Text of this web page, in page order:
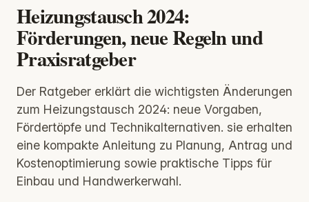
Heizungstausch 2024:
Förderungen, neue Regeln und
Praxisratgeber
Der Ratgeber erklärt die wichtigsten Änderungen
zum Heizungstausch 2024: neue Vorgaben,
Fördertöpfe und Technikalternativen. sie erhalten
eine kompakte Anleitung zu Planung, Antrag und
Kostenoptimierung sowie praktische Tipps für
Einbau und Handwerkerwahl.